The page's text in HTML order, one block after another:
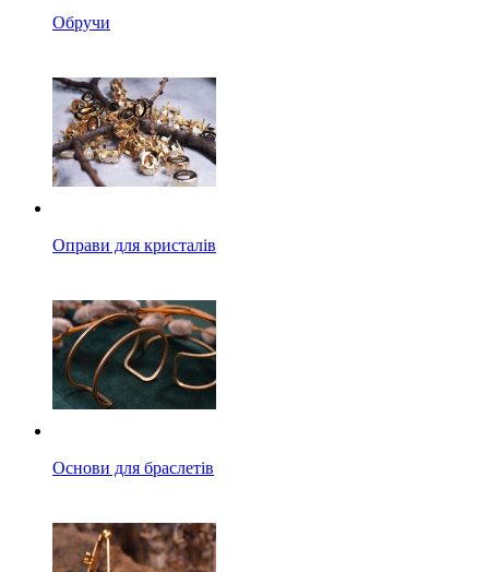
Обручи
Оправи для кристалів
Основи для браслетів